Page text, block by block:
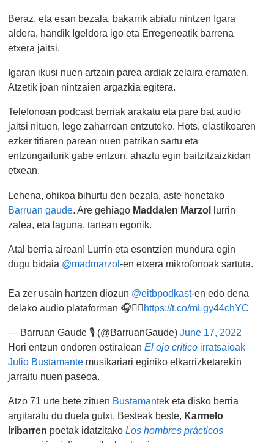
Beraz, eta esan bezala, bakarrik abiatu nintzen Igara
aldera, handik Igeldora igo eta Erregeneatik barrena
etxera jaitsi.
Igaran ikusi nuen artzain parea ardiak zelaira eramaten.
Atzetik joan nintzaien argazkia egitera.
Telefonoan podcast berriak arakatu eta pare bat audio
jaitsi nituen, lege zaharrean entzuteko. Hots, elastikoaren
ezker titiaren parean nuen patrikan sartu eta
entzungailurik gabe entzun, ahaztu egin baitzitzaizkidan
etxean.
Lehena, ohikoa bihurtu den bezala, aste honetako
Barruan gaude . Are gehiago Maddalen Marzol lurrin
zalea, eta laguna, tartean egonik.
Atal berria airean! Lurrin eta esentzien mundura egin
dugu bidaia @madmarzol-en etxera mikrofonoak sartuta.
Ea zer usain hartzen diozun @eitbpodkast-en edo dena
delako audio plataforman 🎧👇🏽https://t.co/mLgy44chYC
— Barruan Gaude 🎙️ (@BarruanGaude)June 17, 2022
Hori entzun ondoren ostiraleanEl ojo crítico irratsaioak
Julio Bustamante musikariari eginiko elkarrizketarekin
jarraitu nuen paseoa.
Atzo 71 urte bete zituen Bustamantek eta disko berria
argitaratu du duela gutxi. Besteak beste, Karmelo
Iribarren poetak idatzitakoLos hombres prácticos